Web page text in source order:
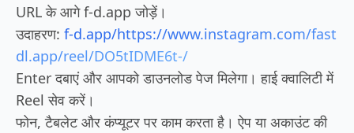
URL के आगे f-d.app जोड़ें।
उदाहरण: f-d.app/https://www.instagram.com/fast
dl.app/reel/DO5tIDME6t-/
Enter दबाएं और आपको डाउनलोड पेज मिलेगा। हाई क्वालिटी में
Reel सेव करें।
फोन, टैबलेट और कंप्यूटर पर काम करता है। ऐप या अकाउंट की